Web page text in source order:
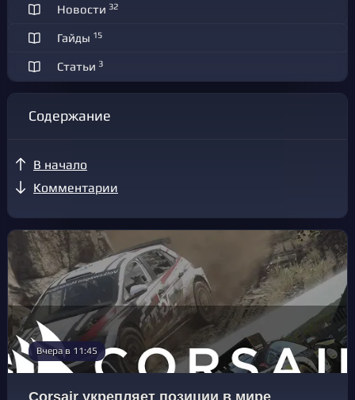
Новости 32
Гайды 15
Статьи 3
Содержание
В начало
Комментарии
Вчера в 11:45